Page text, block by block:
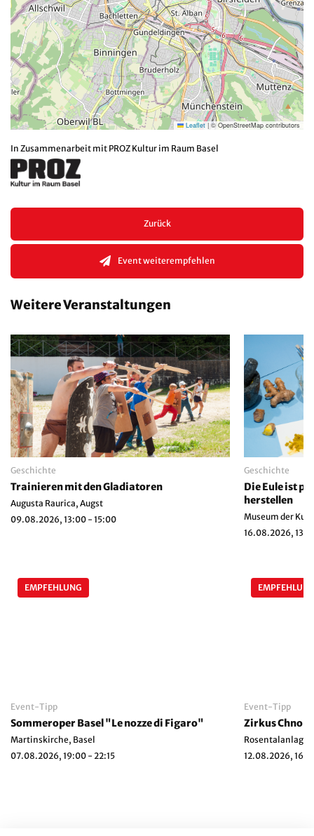
Leaflet | © OpenStreetMap contributors
In Zusammenarbeit mit PROZ Kultur im Raum Basel
Zurück
Event weiterempfehlen
Weitere Veranstaltungen
Geschichte
Trainieren mit den Gladiatoren
Augusta Raurica, Augst
09.08.2026, 13:00 - 15:00
Geschichte
Die Eule ist
herstellen
Museum der
16.08.2026,
EMPFEHLUNG
Event-Tipp
Sommeroper Basel "Le nozze di Figaro"
Martinskirche, Basel
07.08.2026, 19:00 - 22:15
Event-Tipp
Rosentalanlage,
12.08.2026,